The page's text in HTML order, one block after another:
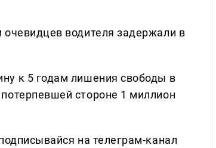
очевидцев водителя задержали в
к 5 годам лишения свободы в
стороне 1 миллион
на телеграм-канал